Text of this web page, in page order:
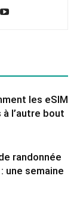
les eSIM
l’autre bout
randonnée
une semaine